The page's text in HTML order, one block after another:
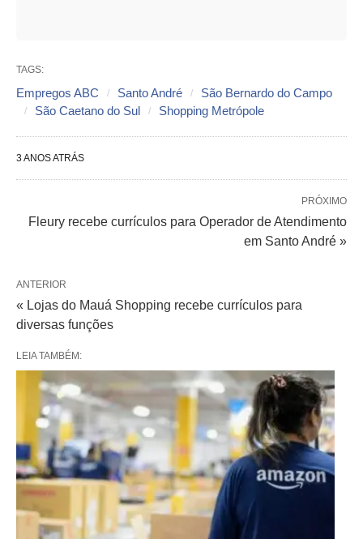
TAGS:
Empregos ABC Santo André
São Bernardo do Campo
São Caetano do Sul
Shopping Metrópole
3 ANOS ATRÁS
PRÓXIMO
Fleury recebe currículos para Operador de Atendimento
em Santo André »
ANTERIOR
« Lojas do Mauá Shopping recebe currículos para
diversas funções
LEIA TAMBÉM: